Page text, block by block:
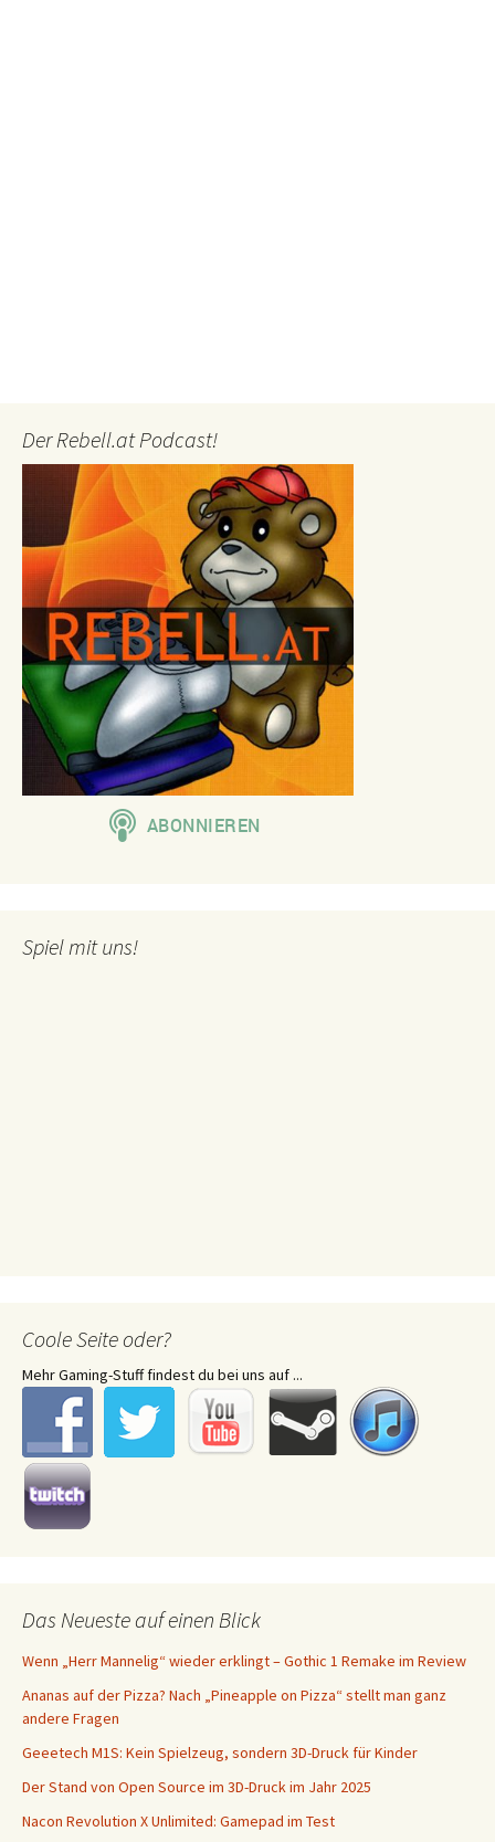
Der Rebell.at Podcast!
Spiel mit uns!
Coole Seite oder?
Mehr Gaming-Stuff findest du bei uns auf ...
Das Neueste auf einen Blick
Wenn „Herr Mannelig“ wieder erklingt – Gothic 1 Remake im Review
Ananas auf der Pizza? Nach „Pineapple on Pizza“ stellt man ganz
andere Fragen
Geeetech M1S: Kein Spielzeug, sondern 3D-Druck für Kinder
Der Stand von Open Source im 3D-Druck im Jahr 2025
Nacon Revolution X Unlimited: Gamepad im Test